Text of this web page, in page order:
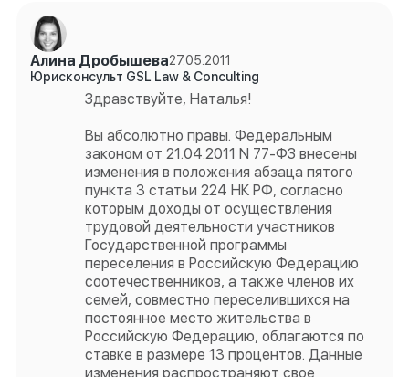
Алина Дробышева27.05.2011
Юрисконсульт GSL Law & Conculting
Здравствуйте, Наталья!
Вы абсолютно правы. Федеральным
законом от 21.04.2011 N 77-ФЗ внесены
изменения в положения абзаца пятого
пункта 3 статьи 224 НК РФ, согласно
которым доходы от осуществления
трудовой деятельности участников
Государственной программы
переселения в Российскую Федерацию
соотечественников, а также членов их
семей, совместно переселившихся на
постоянное место жительства в
Российскую Федерацию, облагаются по
ставке в размере 13 процентов. Данные
изменения распространяют свое